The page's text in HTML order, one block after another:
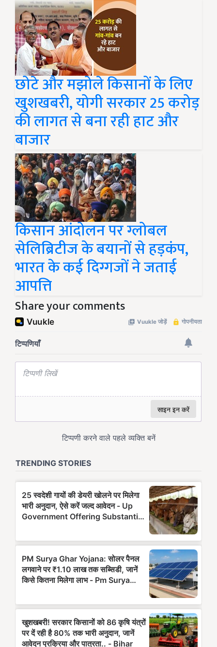
छोटे और मझोले किसानों के लिए
खुशखबरी, योगी सरकार 25 करोड़
की लागत से बना रही हाट और
बाजार
किसान आंदोलन पर ग्लोबल
सेलिब्रिटीज के बयानों से हड़कंप,
भारत के कई दिग्गजों ने जताई
आपत्ति
Share your comments